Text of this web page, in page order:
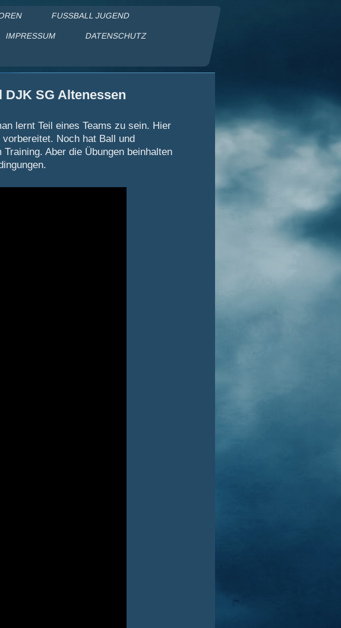
FUSSBALL JUGEND
IMPRESSUM DATENSCHUTZ
e.V.
DJK SG Altenessen
lernt Teil eines Teams zu sein. Hier
Noch hat Ball und
Aber die Übungen beinhalten